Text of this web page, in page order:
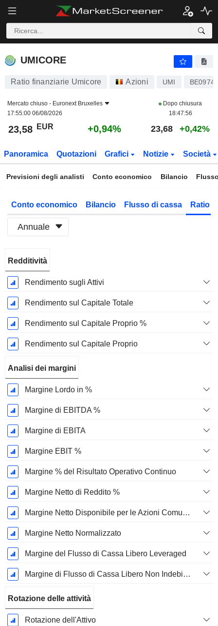
UMICORE
UMICORE
Ratio finanziarie Umicore Azioni UMI
Mercato chiuso - Euronext Bruxelles
17:55:00 06/08/2026
Dopo chiusura
18:47:56
23,58 EUR +0,94% 23,68 +0,42%
Panoramica Quotazioni Grafici Notizie Società
Previsioni degli analisti Conto economico Bilancio
Conto economico Bilancio Flusso di cassa Ratio
Annuale
Fiscale:
Dicembre
Redditività
Rendimento sugli Attivi
Rendimento sul Capitale Totale
Rendimento sul Capitale Proprio %
Rendimento sul Capitale Proprio
Analisi dei margini
Margine Lordo in %
Margine di EBITDA %
Margine di EBITA
Margine EBIT %
Margine % del Risultato Operativo Continuo
Margine Netto di Reddito %
Margine Netto Disponibile per le Azioni Comuni %
Margine Netto Normalizzato
Margine del Flusso di Cassa Libero Leveraged
Margine di Flusso di Cassa Libero Non Indebitato
Rotazione delle attività
Rotazione dell'Attivo